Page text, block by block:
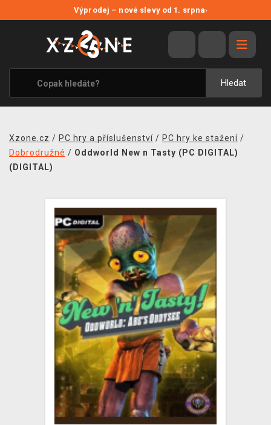
Výprodej – nové slevy od 1. srpna›
Hledat
VÝPRODEJ
VIDEOHRY
XZONE ORIGINALS
TÉMATIKY
MERCHANDISE
KONTAKT
PRODEJNY
DOPRAVA
XZONE KLUB
TCG & BOARDGAME HUB
VÝKUP HER (BAZAR)
Xzone.cz / PC hry a příslušenství / PC hry ke stažení /
Dobrodružné / Oddworld New n Tasty (PC DIGITAL)
(DIGITAL)